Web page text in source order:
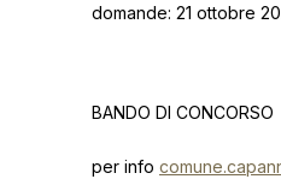
domande: 21 ottobre
BANDO DI CONCORSO
per info